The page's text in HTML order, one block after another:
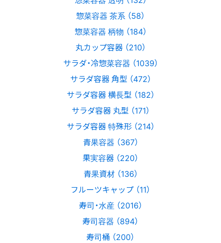
惣菜容器 茶系 （58）
惣菜容器 柄物 （184）
丸カップ容器 （210）
サラダ・冷惣菜容器 （1039）
サラダ容器 角型 （472）
サラダ容器 横長型 （182）
サラダ容器 丸型 （171）
サラダ容器 特殊形 （214）
青果容器 （367）
果実容器 （220）
青果資材 （136）
フルーツキャップ （11）
寿司・水産 （2016）
寿司容器 （894）
寿司桶 （200）